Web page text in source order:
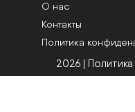
О нас
Контакты
Политика
2026 |